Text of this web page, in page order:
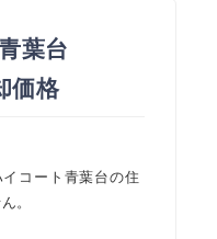
葉台
価格
コート青葉台の住
。